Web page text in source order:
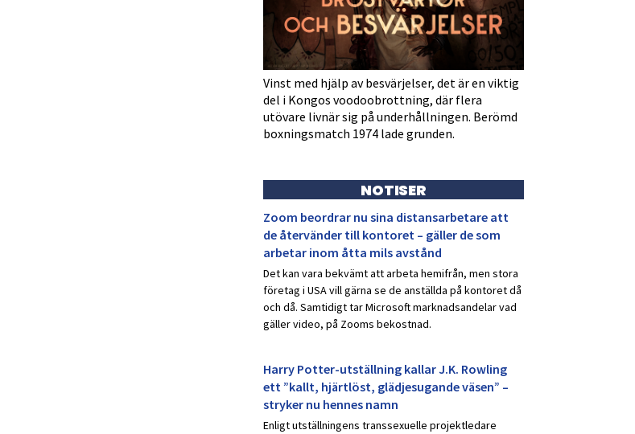
Vinst med hjälp av besvärjelser, det är en viktig
del i Kongos voodoobrottning, där flera
utövare livnär sig på underhållningen. Berömd
boxningsmatch 1974 lade grunden.
NOTISER
Zoom beordrar nu sina distansarbetare att
de återvänder till kontoret – gäller de som
arbetar inom åtta mils avstånd
Det kan vara bekvämt att arbeta hemifrån, men stora
företag i USA vill gärna se de anställda på kontoret då
och då. Samtidigt tar Microsoft marknadsandelar vad
gäller video, på Zooms bekostnad.
Harry Potter-utställning kallar J.K. Rowling
ett ”kallt, hjärtlöst, glädjesugande väsen” –
stryker nu hennes namn
Enligt utställningens transsexuelle projektledare